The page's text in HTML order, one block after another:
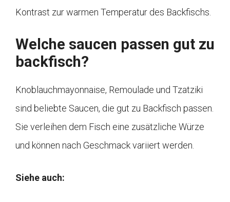
Kontrast zur warmen Temperatur des Backfischs.
Welche saucen passen gut zu
backfisch?
Knoblauchmayonnaise, Remoulade und Tzatziki
sind beliebte Saucen, die gut zu Backfisch passen.
Sie verleihen dem Fisch eine zusätzliche Würze
und können nach Geschmack variiert werden.
Siehe auch: